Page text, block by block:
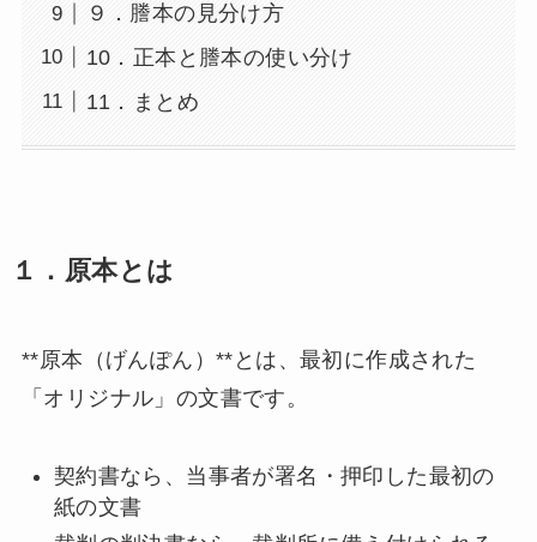
９．謄本の見分け方
10．正本と謄本の使い分け
11．まとめ
１．原本とは
**原本（げんぽん）**とは、最初に作成された
「オリジナル」の文書です。
契約書なら、当事者が署名・押印した最初の
紙の文書